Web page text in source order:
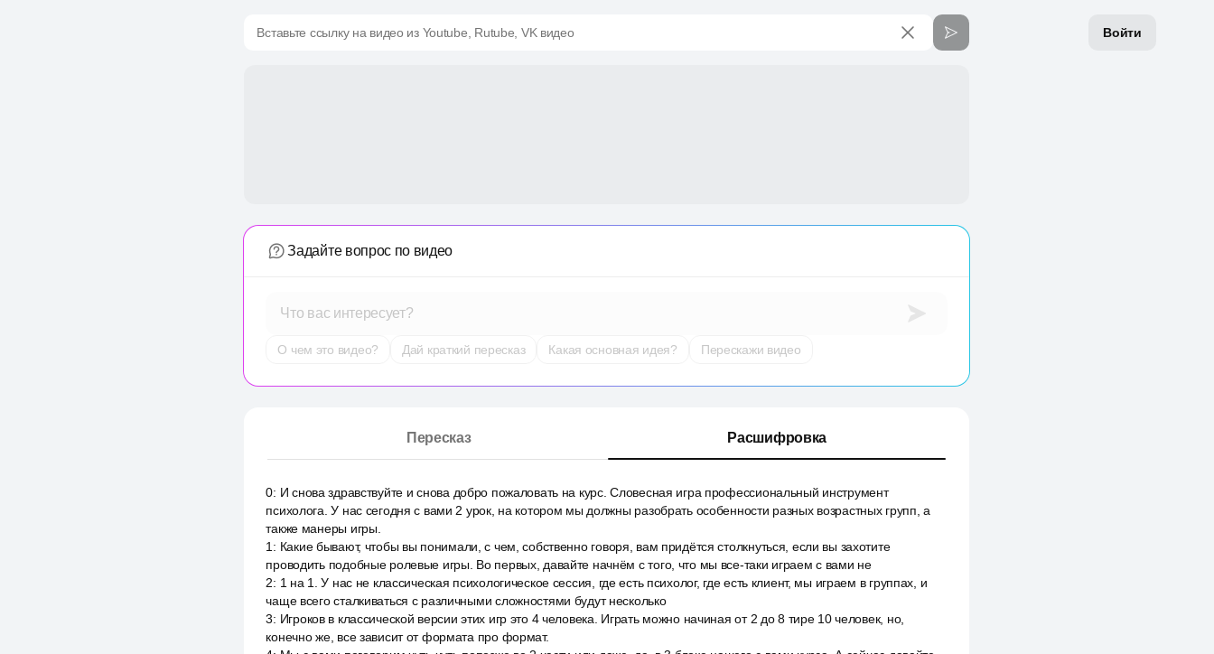
Войти
Вставьте ссылку на видео из Youtube, Rutube, VK видео
Задайте вопрос по видео
Что вас интересует?
О чем это видео? Дай краткий пересказ Какая основная идея? Перескажи видео
Пересказ Расшифровка
0: И снова здравствуйте и снова добро пожаловать на курс. Словесная игра профессиональный инструмент
психолога. У нас сегодня с вами 2 урок, на котором мы должны разобрать особенности разных возрастных групп, а
также манеры игры.
1 : Какие бывают, чтобы вы понимали, с чем, собственно говоря, вам придётся столкнуться, если вы захотите
проводить подобные ролевые игры. Во первых, давайте начнём с того, что мы все-таки играем с вами не
2: 1 на 1. У нас не классическая психологическое сессия, где есть психолог, где есть клиент, мы играем в группах, и
чаще всего сталкиваться с различными сложностями будут несколько
3: Игроков в классической версии этих игр это 4 человека. Играть можно начиная от 2 до 8 тире 10 человек, но,
конечно же, все зависит от формата про формат.